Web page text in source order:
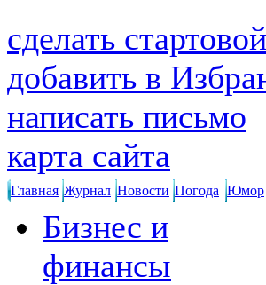
сделать стартовой
добавить в
написать письмо
карта сайта
Главная Журнал Новости Погода Юмор
Бизнес и
финансы